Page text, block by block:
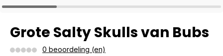
Grote Salty Skulls van Bubs
0 beoordeling (en)